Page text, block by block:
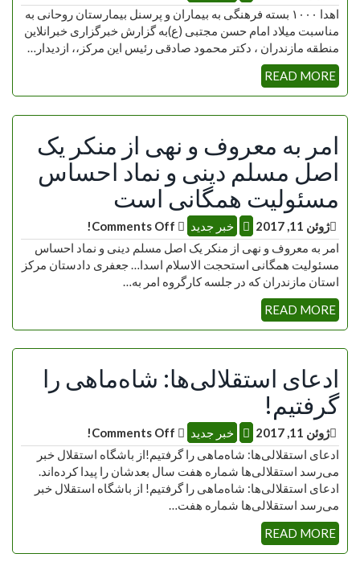
اهدا ۱۰۰۰ بسته فرهنگی به بیماران و پرسنل بیمارستان روحانی به
مناسبت میلاد امام حسن مجتبی (ع)به گزارش خبرگزاری خبرانلاین
منطقه مازندران ، دکتر محمود صادقی رئیس این مرکز،، ازدیدار…
READ MORE
امر به معروف و نهی از منکر یک
اصل مسلم دینی و نماد احساس
مسئولیت همگانی است
ژوئن 11, 2017 خبر جدید
امر به معروف و نهی از منکر یک اصل مسلم دینی و نماد احساس
مسئولیت همگانی استحجت الاسلام اسدا… جعفری دادستان مرکز
استان مازندران که در جلسه کارگروه امر به…
READ MORE
ادعای استقلالی‌ها: شاه‌ماهی را
گرفتیم!
ژوئن 11, 2017 خبر جدید
ادعای استقلالی‌ها: شاه‌ماهی را گرفتیم!از باشگاه استقلال خبر
می‌رسد استقلالی‌ها شماره هفت سال بعدشان را پیدا کرده‌اند.
ادعای استقلالی‌ها: شاه‌ماهی را گرفتیم! از باشگاه استقلال خبر
می‌رسد استقلالی‌ها شماره هفت…
READ MORE